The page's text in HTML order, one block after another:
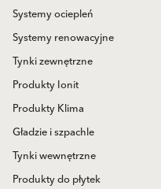
Systemy ociepleń
Systemy renowacyjne
Tynki zewnętrzne
Produkty Ionit
Produkty Klima
Gładzie i szpachle
Tynki wewnętrzne
Produkty do płytek